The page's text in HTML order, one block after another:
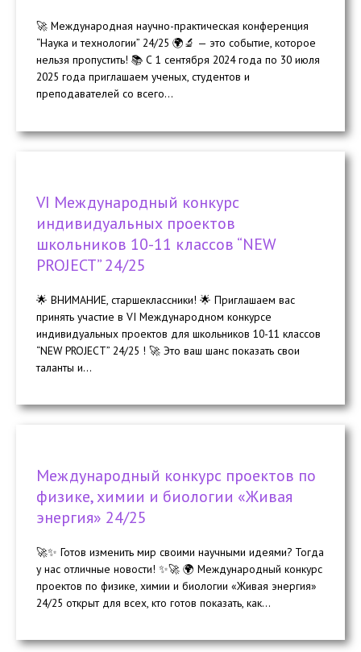
🚀 Международная научно-практическая конференция
“Наука и технологии” 24/25 🌍🔬 — это событие, которое
нельзя пропустить! 📚 С 1 сентября 2024 года по 30 июля
2025 года приглашаем ученых, студентов и
преподавателей со всего...
VI Международный конкурс
индивидуальных проектов
школьников 10-11 классов “NEW
PROJECT” 24/25
🌟 ВНИМАНИЕ, старшеклассники! 🌟 Приглашаем вас
принять участие в VI Международном конкурсе
индивидуальных проектов для школьников 10-11 классов
“NEW PROJECT” 24/25 ! 🚀 Это ваш шанс показать свои
таланты и...
Международный конкурс проектов по
физике, химии и биологии «Живая
энергия» 24/25
🚀✨ Готов изменить мир своими научными идеями? Тогда
у нас отличные новости! ✨🚀 🌍 Международный конкурс
проектов по физике, химии и биологии «Живая энергия»
24/25 открыт для всех, кто готов показать, как...